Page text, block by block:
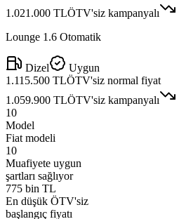
1.021.000 TLÖTV'siz kampanyalı
Lounge 1.6 Otomatik
Dizel
Uygun
1.115.500 TLÖTV'siz normal fiyat
1.059.900 TLÖTV'siz kampanyalı
10
Model
Fiat modeli
10
Muafiyete uygun
şartları sağlıyor
775 bin TL
En düşük ÖTV'siz
başlangıç fiyatı